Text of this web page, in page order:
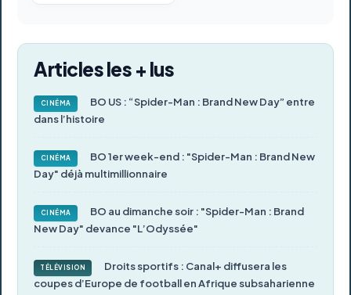
Articles les + lus
CINÉMA
BO US : “Spider-Man : Brand New Day” entre
dans l’histoire
CINÉMA
BO 1er week-end : "Spider-Man : Brand New
Day" déjà multimillionnaire
CINÉMA
BO au dimanche soir : "Spider-Man : Brand
New Day" devance "L’Odyssée"
TÉLÉVISION
Droits sportifs : Canal+ diffusera les
coupes d’Europe de football en Afrique subsaharienne